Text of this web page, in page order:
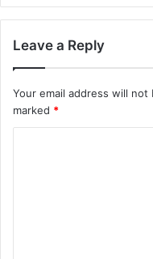
Leave a Reply
Your email address will not
marked *